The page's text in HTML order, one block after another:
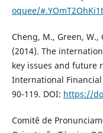
oquee/#.YOmT2OhKi1t
Cheng, M., Green, W.,
(2014). The
key issues and future
International
90-119. DOI: https://
Comitê de